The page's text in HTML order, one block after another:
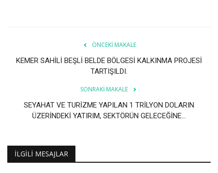
ÖNCEKI MAKALE
KEMER SAHİLİ BEŞLİ BELDE BÖLGESİ KALKINMA PROJESİ
TARTIŞILDI.
SONRAKI MAKALE
SEYAHAT VE TURİZME YAPILAN 1 TRİLYON DOLARIN
ÜZERİNDEKİ YATIRIM, SEKTÖRÜN GELECEĞİNE...
İLGILI MESAJLAR